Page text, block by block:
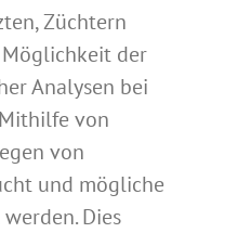
Züchtern
der
Analysen bei
von
von
und mögliche
Dies